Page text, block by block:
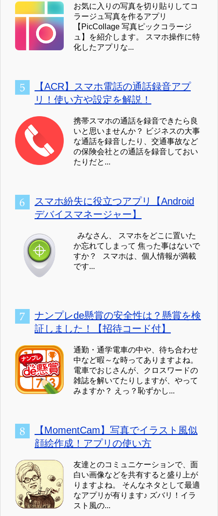
お気に入りの写真を切り貼りしてコ
ラージュ写真を作るアプリ
【PicCollage 写真ピックコラージ
ュ】を紹介します。 スマホ操作に特
化したアプリな...
【ACR】スマホ電話の通話録音アプ
リ！使い方や設定を解説！
携帯スマホの通話を録音できたら良
いと思いませんか？ ビジネスの大事
な通話を録音したり、交通事故など
の保険会社との通話を録音しておい
たりだと...
スマホ紛失に役立つアプリ【Android
デバイスマネージャー】
みなさん、 スマホをどこに置いた
か忘れてしまって 焦った事はないで
すか？ スマホは、個人情報が満載
です...
ナンプレde懸賞の安全性は？懸賞を検
証しました！【招待コード付】
通勤・通学電車の中や、待ち合わせ
中など暇～な時ってありますよね。
電車でおじさんが、クロスワードの
雑誌を解いてたりしますが、やって
みますか？ えっ？恥ずかし...
【MomentCam】写真でイラスト風似
顔絵作成！アプリの使い方
友達とのコミュニケーションで、面
白い画像などを共有すると盛り上が
りますよね。 そんなネタとして最適
なアプリが有ります♪ ズバリ！イラ
スト風の...